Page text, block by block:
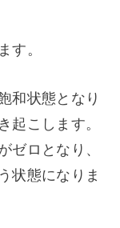
。
和状態となり
こします。
ロとなり、
状態になりま